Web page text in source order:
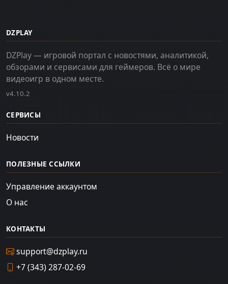
DZPLAY
DZPlay — игровой портал с новостями, аналитикой,
обзорами и сервисами для геймеров. Всё о мире
видеоигр в одном месте.
v4.10.2
СЕРВИСЫ
Новости
ПОЛЕЗНЫЕ ССЫЛКИ
Управление аккаунтом
О нас
КОНТАКТЫ
support@dzplay.ru
+7 (343) 287-02-69